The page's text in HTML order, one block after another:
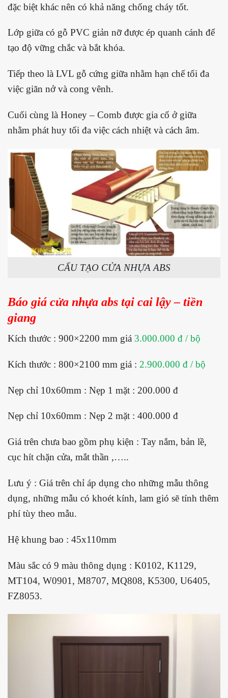
đặc biệt khác nên có khả năng chống cháy tốt.
Lớp giữa có gỗ PVC giản nỡ được ép quanh cánh để
tạo độ vững chắc và bắt khóa.
Tiếp theo là LVL gỗ cứng giữa nhằm hạn chế tối đa
việc giãn nở và cong vênh.
Cuối cùng là Honey – Comb được gia cố ở giữa
nhằm phát huy tối đa việc cách nhiệt và cách âm.
CẤU TẠO CỬA NHỰA ABS
Báo giá cửa nhựa abs tại cai lậy – tiền
giang
Kích thước : 900×2200 mm giá 3.000.000 đ / bộ
Kích thước : 800×2100 mm giá : 2.900.000 đ / bộ
Nẹp chỉ 10x60mm : Nẹp 1 mặt : 200.000 đ
Nẹp chỉ 10x60mm : Nẹp 2 mặt : 400.000 đ
Giá trên chưa bao gồm phụ kiện : Tay nắm, bản lề,
cục hít chặn cửa, mắt thần ,…..
Lưu ý : Giá trên chỉ áp dụng cho những mẫu thông
dụng, những mẫu có khoét kính, lam gió sẽ tính thêm
phí tùy theo mẫu.
Hệ khung bao : 45x110mm
Màu sắc có 9 màu thông dụng : K0102, K1129,
MT104, W0901, M8707, MQ808, K5300, U6405,
FZ8053.